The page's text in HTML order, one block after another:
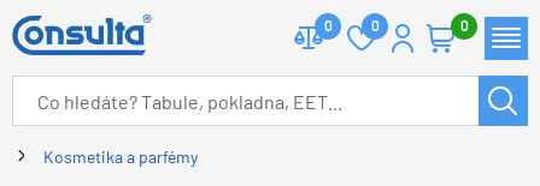
0 0 0
Kosmetika a parfémy